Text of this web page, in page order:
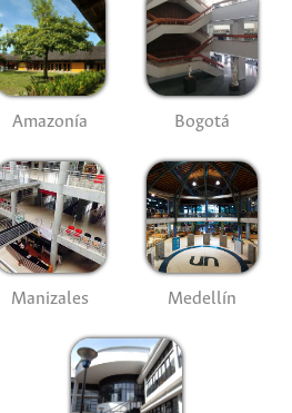
Amazonía Bogotá
Manizales Medellín